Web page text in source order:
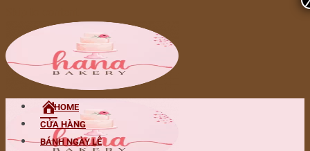
HOME
CỬA HÀNG
BÁNH NGÀY LỄ